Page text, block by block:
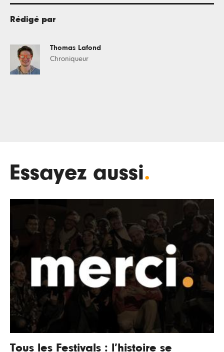
Rédigé par
Thomas Lafond
Chroniqueur
Essayez aussi.
Tous les Festivals : l’histoire se